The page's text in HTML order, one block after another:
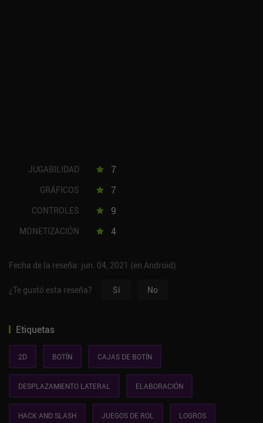
JUGABILIDAD 7
GRÁFICOS 7
CONTROLES 9
MONETIZACIÓN 4
Fecha de la reseña: jun. 04, 2021 (en Android)
¿Te gustó esta reseña? Sí No
Etiquetas
2D BOTÍN CAJAS DE BOTÍN
DESPLAZAMIENTO LATERAL ELABORACIÓN
HACK AND SLASH JUEGOS DE ROL LOGROS